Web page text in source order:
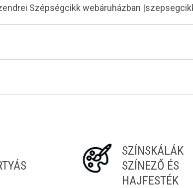
Szépségcikk webáruházban
SZÍNSKÁLÁK
SZÍNEZŐ ÉS
HAJFESTÉK